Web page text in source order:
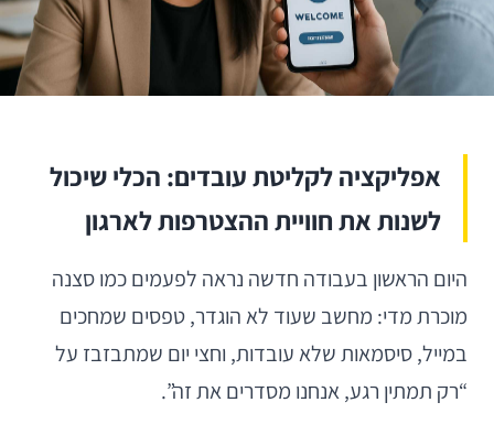
אפליקציה לקליטת עובדים: הכלי שיכול
לשנות את חוויית ההצטרפות לארגון
היום הראשון בעבודה חדשה נראה לפעמים כמו סצנה
מוכרת מדי: מחשב שעוד לא הוגדר, טפסים שמחכים
במייל, סיסמאות שלא עובדות, וחצי יום שמתבזבז על
“רק תמתין רגע, אנחנו מסדרים את זה”.